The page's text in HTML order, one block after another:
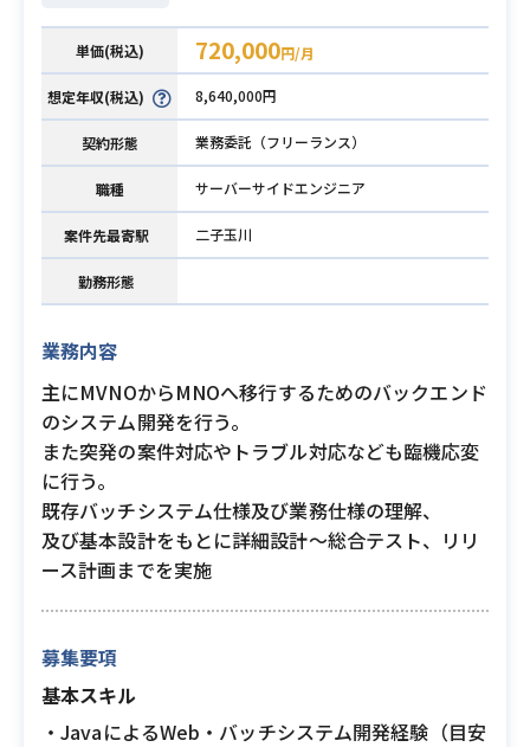
単価(税込) 720,000円/月
想定年収(税込) 8,640,000円
契約形態 業務委託（フリーランス）
職種 サーバーサイドエンジニア
案件先最寄駅 二子玉川
勤務形態
業務内容
主にMVNOからMNOへ移行するためのバックエンド
のシステム開発を行う。
また突発の案件対応やトラブル対応なども臨機応変
に行う。
既存バッチシステム仕様及び業務仕様の理解、
及び基本設計をもとに詳細設計～総合テスト、リリ
ース計画までを実施
募集要項
基本スキル
・JavaによるWeb・バッチシステム開発経験（目安